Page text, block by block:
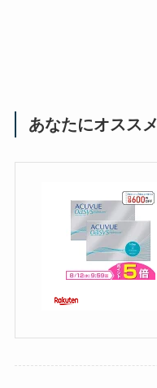
あなたにオススメ